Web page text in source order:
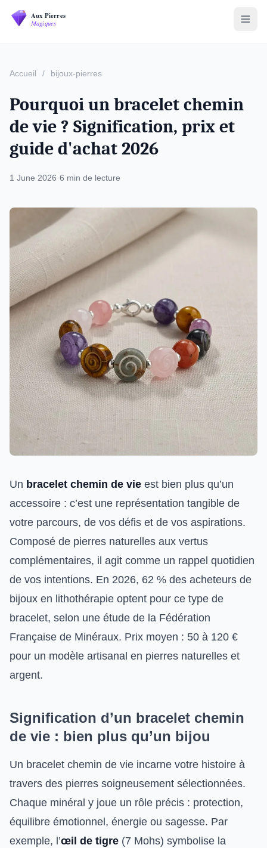
Accueil / bijoux-pierres
Pourquoi un bracelet chemin
de vie ? Signification, prix et
guide d'achat 2026
1 June 2026·6 min de lecture
Un bracelet chemin de vie est bien plus qu’un
accessoire : c’est une représentation tangible de
votre parcours, de vos défis et de vos aspirations.
Composé de pierres naturelles aux vertus
complémentaires, il agit comme un rappel quotidien
de vos intentions. En 2026, 62 % des acheteurs de
bijoux en lithothérapie optent pour ce type de
bracelet, selon une étude de la Fédération
Française de Minéraux. Prix moyen : 50 à 120 €
pour un modèle artisanal en pierres naturelles et
argent.
Signification d’un bracelet chemin
de vie : bien plus qu’un bijou
Un bracelet chemin de vie incarne votre histoire à
travers des pierres soigneusement sélectionnées.
Chaque minéral y joue un rôle précis : protection,
équilibre émotionnel, énergie ou sagesse. Par
exemple, l’œil de tigre (7 Mohs) symbolise la